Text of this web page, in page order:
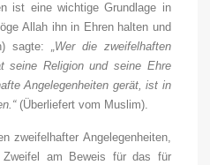
ist eine wichtige Grundlage in
Allah ihn in Ehren halten und
sagte: „Wer die zweifelhaften
seine Religion und seine Ehre
Angelegenheiten gerät, ist in
(Überliefert vom Muslim).
zweifelhafter Angelegenheiten,
am Beweis für das für